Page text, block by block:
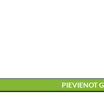
PIEVIENOT